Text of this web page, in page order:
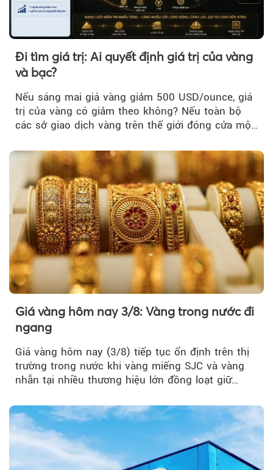
Đi tìm giá trị: Ai quyết định giá trị của vàng
và bạc?
Nếu sáng mai giá vàng giảm 500 USD/ounce, giá
trị của vàng có giảm theo không? Nếu toàn bộ
các sở giao dịch vàng trên thế giới đóng cửa một
Giá vàng hôm nay 3/8: Vàng trong nước đi
ngang
Giá vàng hôm nay (3/8) tiếp tục ổn định trên thị
trường trong nước khi vàng miếng SJC và vàng
nhẫn tại nhiều thương hiệu lớn đồng loạt giữ